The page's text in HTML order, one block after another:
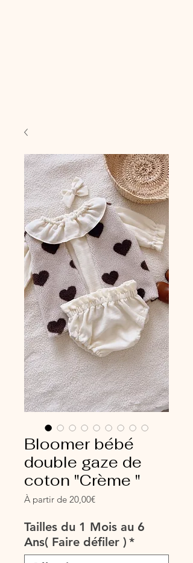
Bloomer bébé
double gaze de
coton "Crème "
À partir de 20,00€Prix
Tailles du 1 Mois au 6
Ans( Faire défiler ) *